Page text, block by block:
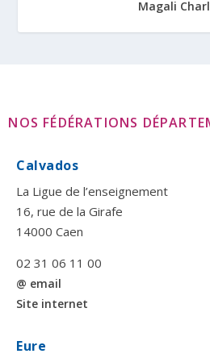
Magali
NOS FÉDÉRATIONS
Calvados
La Ligue de l’enseignement
16, rue de la Girafe
14000 Caen
02 31 06 11 00
@ email
Site internet
Eure